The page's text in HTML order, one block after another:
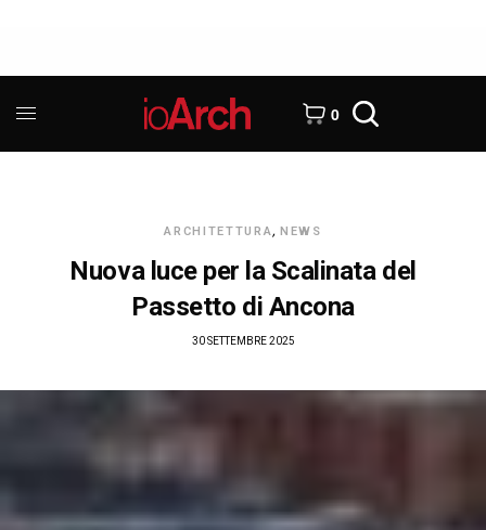
0
ARCHITETTURA, NEWS
Nuova luce per la Scalinata del
Passetto di Ancona
30 SETTEMBRE 2025